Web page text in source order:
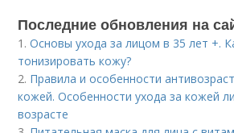
Последние обновления на
1.Основы ухода за лицом в 35 лет +.
тонизировать кожу?
2. Правила и особенности
кожей. Особенности ухода за кожей
возрасте